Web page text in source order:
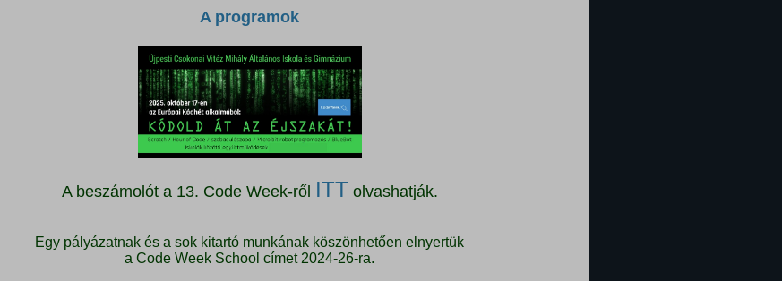
A programok
A beszámolót a 13. Code Week-ről ITT olvashatják.
Egy pályázatnak és a sok kitartó munkának köszönhetően elnyertük
a Code Week School címet 2024-26-ra.